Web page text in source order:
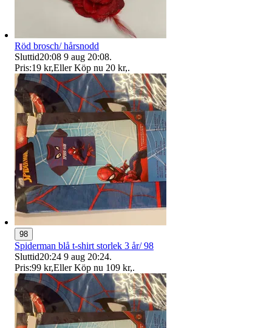
Röd brosch/ hårsnodd
Sluttid20:08 9 aug 20:08.
Pris:19 kr,Eller Köp nu 20 kr,.
98
Spiderman blå t-shirt storlek 3 år/ 98
Sluttid20:24 9 aug 20:24.
Pris:99 kr,Eller Köp nu 109 kr,.